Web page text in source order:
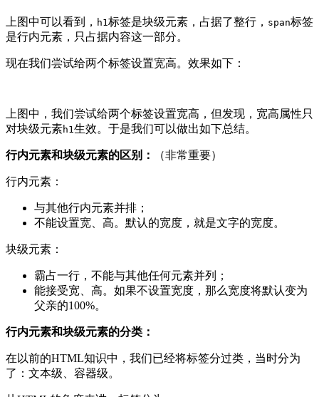
上图中可以看到， h1标签是块级元素，占据了整行， span标签
是行内元素，只占据内容这一部分。
现在我们尝试给两个标签设置宽高。效果如下：
上图中，我们尝试给两个标签设置宽高，但发现，宽高属性只
对块级元素h1生效。于是我们可以做出如下总结。
行内元素和块级元素的区别： （非常重要）
行内元素：
与其他行内元素并排；
不能设置宽、高。默认的宽度，就是文字的宽度。
块级元素：
霸占一行，不能与其他任何元素并列；
能接受宽、高。如果不设置宽度，那么宽度将默认变为
父亲的100%。
行内元素和块级元素的分类：
在以前的HTML知识中，我们已经将标签分过类，当时分为
了：文本级、容器级。